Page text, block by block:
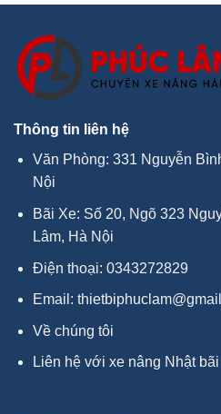
Thông tin liên hệ
Văn Phòng: 331 Nguyễn
Nội
Bãi Xe: Số 20, Ngõ 323
Lâm, Hà Nội
Điện thoại: 0343272829
Email:
Về chúng tôi
Liên hệ với xe nâng Nhật